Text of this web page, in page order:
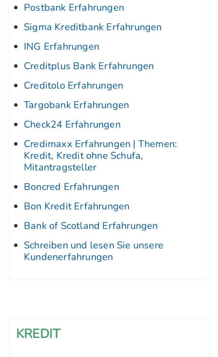
Postbank Erfahrungen
Sigma Kreditbank Erfahrungen
ING Erfahrungen
Creditplus Bank Erfahrungen
Creditolo Erfahrungen
Targobank Erfahrungen
Check24 Erfahrungen
Credimaxx Erfahrungen | Themen:
Kredit, Kredit ohne Schufa,
Mitantragsteller
Boncred Erfahrungen
Bon Kredit Erfahrungen
Bank of Scotland Erfahrungen
Schreiben und lesen Sie unsere
Kundenerfahrungen
KREDIT